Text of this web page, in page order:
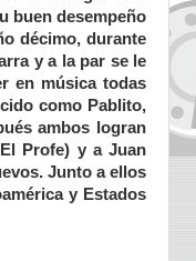
buen desempeño
décimo, durante
y a la par se le
en música todas
como Pablito,
ambos logran
Profe) y a Juan
Junto a ellos
y Estados